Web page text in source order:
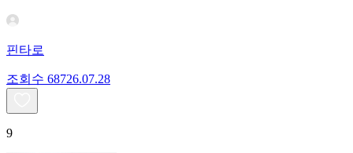
핀타로
조회수 68726.07.28
9